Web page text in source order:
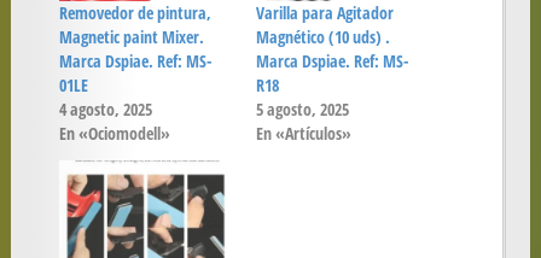
Removedor de pintura,
Magnetic paint Mixer.
Marca Dspiae. Ref: MS-
01LE
4 agosto, 2025
En «Ociomodell»
Varilla para Agitador
Magnético (10 uds) .
Marca Dspiae. Ref: MS-
R18
5 agosto, 2025
En «Artículos»